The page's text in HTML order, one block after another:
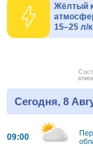
Жёлтый
15–25 л/
Сегодня, 8
09:00